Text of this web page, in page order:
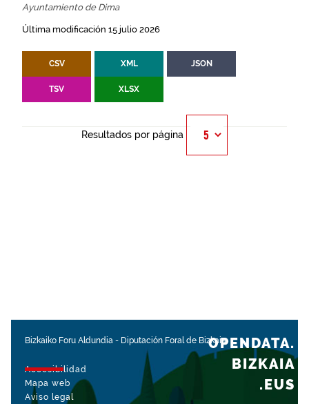
Ayuntamiento de Dima
Última modificación 15 julio 2026
CSV XML JSON
TSV XLSX
Resultados por página
Bizkaiko Foru Aldundia - Diputación Foral de Bizkaia
Accesibilidad
Mapa web
Aviso legal
OPENDATA.
BIZKAIA
.EUS